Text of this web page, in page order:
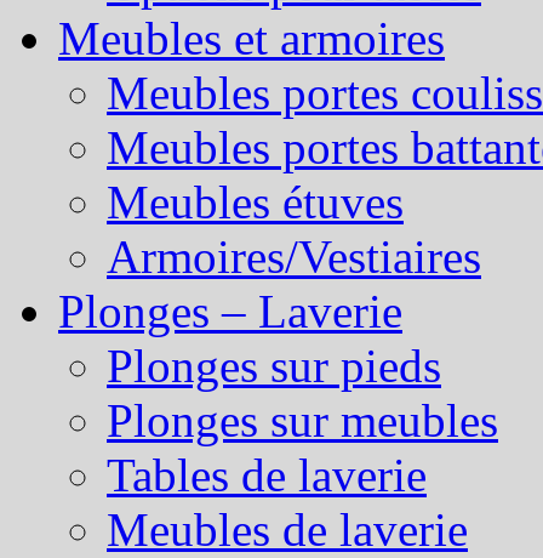
Meubles et armoires
Meubles portes
Meubles portes
Meubles étuves
Armoires/Vestiaires
Plonges – Laverie
Plonges sur pieds
Plonges sur meubles
Tables de laverie
Meubles de laverie